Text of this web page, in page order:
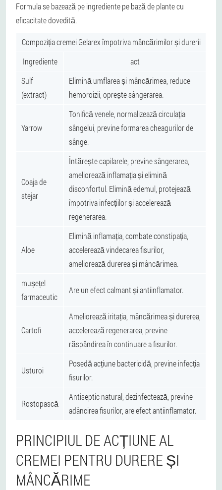
Formula se bazează pe ingrediente pe bază de plante cu
eficacitate dovedită.
Compoziția cremei Gelarex împotriva mâncărimilor și durerii
Ingrediente
act
Sulf
(extract)
Elimină umflarea și mâncărimea, reduce
hemoroizii, oprește sângerarea.
Yarrow
Tonifică venele, normalizează circulația
sângelui, previne formarea cheagurilor de
sânge.
Coaja de
stejar
Întărește capilarele, previne sângerarea,
ameliorează inflamația și elimină
disconfortul. Elimină edemul, protejează
împotriva infecțiilor și accelerează
regenerarea.
Aloe
Elimină inflamația, combate constipația,
accelerează vindecarea fisurilor,
ameliorează durerea și mâncărimea.
mușețel
farmaceutic
Are un efect calmant și antiinflamator.
Cartofi
Ameliorează iritația, mâncărimea și durerea,
accelerează regenerarea, previne
răspândirea în continuare a fisurilor.
Usturoi
Posedă acțiune bactericidă, previne infecția
fisurilor.
Rostopască
Antiseptic natural, dezinfectează, previne
adâncirea fisurilor, are efect antiinflamator.
PRINCIPIUL DE ACȚIUNE AL
CREMEI PENTRU DURERE ȘI
MÂNCĂRIME